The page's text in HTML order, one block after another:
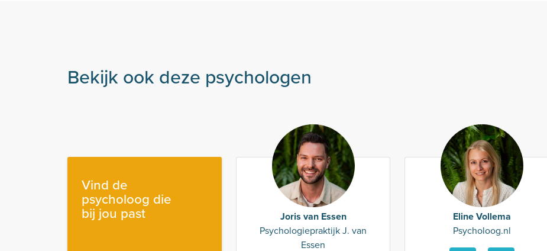
Bekijk ook deze psychologen
Vind de
psycholoog die
bij jou past
Joris van Essen
Psychologiepraktijk J. van
Essen
Eline Vollema
Psycholoog.nl